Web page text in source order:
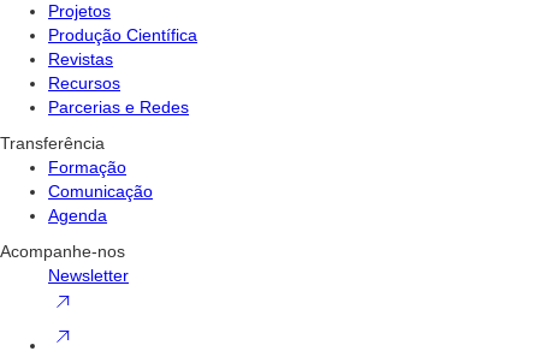
Projetos
Produção Científica
Revistas
Recursos
Parcerias e Redes
Transferência
Formação
Comunicação
Agenda
Acompanhe-nos
Newsletter